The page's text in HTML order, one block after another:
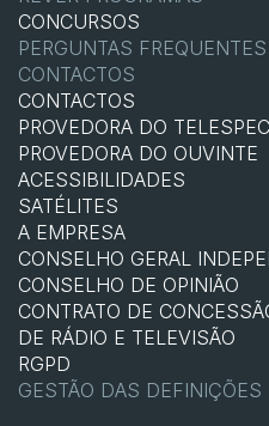
CONCURSOS
PERGUNTAS FREQUENTES
CONTACTOS
CONTACTOS
PROVEDORA DO
PROVEDORA DO OUVINTE
ACESSIBILIDADES
SATÉLITES
A EMPRESA
CONSELHO GERAL
CONSELHO DE OPINIÃO
CONTRATO DE
DE RÁDIO E TELEVISÃO
RGPD
GESTÃO DAS DEFINIÇÕES